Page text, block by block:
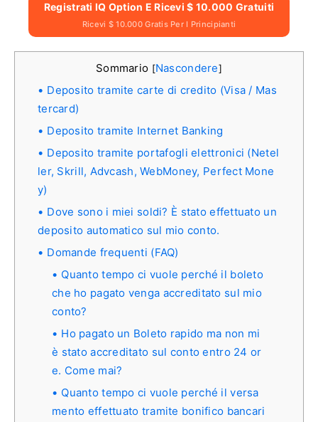
Registrati IQ Option E Ricevi $ 10.000 Gratuiti
Ricevi $ 10.000 Gratis Per I Principianti
Sommario [Nascondere]
Deposito tramite carte di credito (Visa / Mas
tercard)
Deposito tramite Internet Banking
Deposito tramite portafogli elettronici (Netel
ler, Skrill, Advcash, WebMoney, Perfect Mone
y)
Dove sono i miei soldi? È stato effettuato un
deposito automatico sul mio conto.
Domande frequenti (FAQ)
Quanto tempo ci vuole perché il boleto
che ho pagato venga accreditato sul mio
conto?
Ho pagato un Boleto rapido ma non mi
è stato accreditato sul conto entro 24 or
e. Come mai?
Quanto tempo ci vuole perché il versa
mento effettuato tramite bonifico bancari